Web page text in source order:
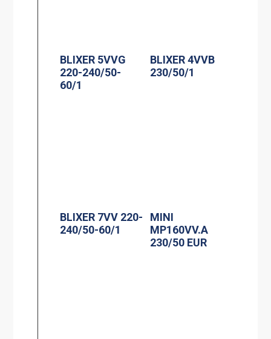
BLIXER 5VVG
220-240/50-
60/1
BLIXER 4VVB
230/50/1
BLIXER 7VV 220-
240/50-60/1
MINI
MP160VV.A
230/50 EUR